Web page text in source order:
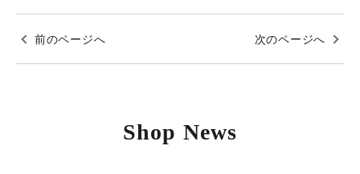
前のページへ 次のページへ
Shop News